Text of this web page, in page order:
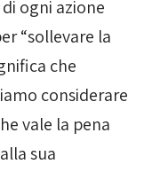
ogni azione
“sollevare la
che
considerare
vale la pena
sua